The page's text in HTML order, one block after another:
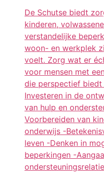
De Schutse biedt
kinderen,
verstandelijke
woon- en werkplek
voelt. Zorg wat er
voor mensen met
die perspectief
Investeren in de
van hulp en
Voorbereiden van
onderwijs -
leven -Denken in
beperkingen -